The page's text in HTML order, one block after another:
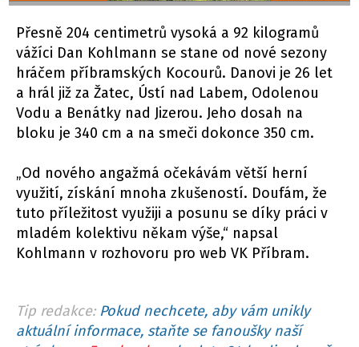
Přesně 204 centimetrů vysoká a 92 kilogramů
vážíci Dan Kohlmann se stane od nové sezony
hráčem příbramských Kocourů. Danovi je 26 let
a hrál již za Žatec, Ústí nad Labem, Odolenou
Vodu a Benátky nad Jizerou. Jeho dosah na
bloku je 340 cm a na smeči dokonce 350 cm.
„Od nového angažmá očekávám větší herní
využití, získání mnoha zkušeností. Doufám, že
tuto příležitost využiji a posunu se díky práci v
mladém kolektivu někam výše,“ napsal
Kohlmann v rozhovoru pro web VK Příbram.
Tip redakce: Pokud nechcete, aby vám unikly
aktuální informace, staňte se fanoušky naší